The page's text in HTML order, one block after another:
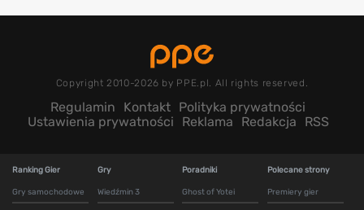
Copyright 2010-2026 by PPE.pl. All rights reserved.
Regulamin Kontakt Polityka prywatności
Ustawienia prywatności
Reklama Redakcja RSS
Ranking Gier
Gry samochodowe
Gry
Wiedźmin 3
Poradniki
Ghost of Yotei
Polecane strony
Premiery gier